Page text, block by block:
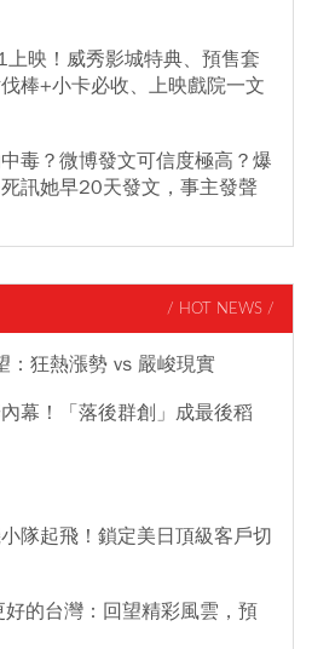
上映！威秀影城特典、預售套
棒+小卡必收、上映戲院一文
毒？微博發文可信度極高？爆
訊她早20天發文，事主發聲
/ HOT NEWS /
：狂熱漲勢 vs 嚴峻現實
幕！「落後群創」成最後稻
隊起飛！鎖定美日頂級客戶切
的台灣：回望精彩風雲，預